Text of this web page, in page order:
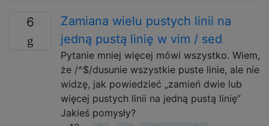
6
Zamiana wielu pustych linii na
jedną pustą linię w vim / sed
Pytanie mniej więcej mówi wszystko. Wiem,
że /^$/dusunie wszystkie puste linie, ale nie
widzę, jak powiedzieć „zamień dwie lub
więcej pustych linii na jedną pustą linię”
Jakieś pomysły?